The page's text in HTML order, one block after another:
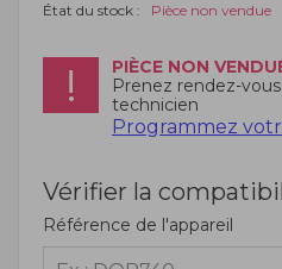
État du stock : Pièce non vendue
PIÈCE NON
Prenez rendez-
technicien
Programmez
Vérifier la
Référence de l'appareil